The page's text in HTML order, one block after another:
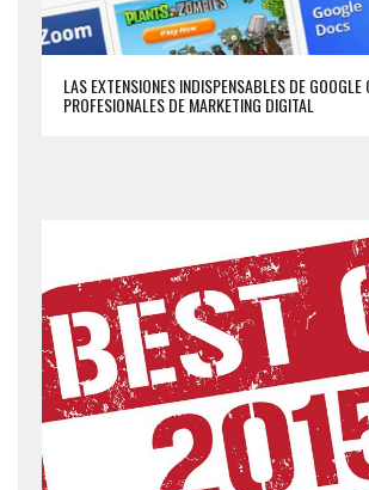
LAS EXTENSIONES INDISPENSABLES DE GOOGLE
PROFESIONALES DE MARKETING DIGITAL